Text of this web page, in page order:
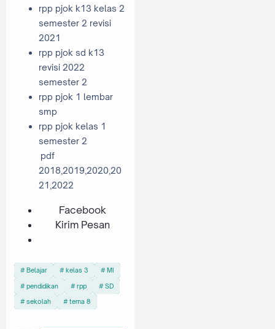
rpp pjok k13 kelas 2
semester 2 revisi
2021
rpp pjok sd k13
revisi 2022
semester 2
rpp pjok 1 lembar
smp
rpp pjok kelas 1
semester 2
pdf
2018,2019,2020,20
21,2022
Facebook
Kirim Pesan
Belajar kelas 3 MI
pendidikan rpp SD
sekolah tema 8